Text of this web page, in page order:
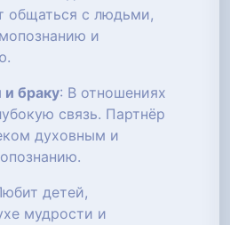
с людьми,
и
браку: В отношениях
связь. Партнёр
духовным и
детей,
мудрости и